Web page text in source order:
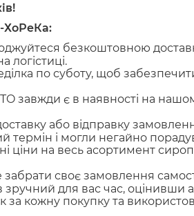
ХоРеКа:
безкоштовною
логістиці.
по суботу, щоб
завжди є в наявності на
або відправку
і могли негайно
на весь асортимент
своє замовлення
для вас час, оцінивши
кожну покупку та